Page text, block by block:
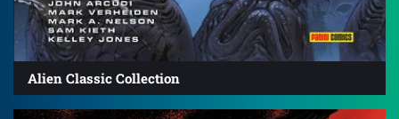
Alien Classic Collection